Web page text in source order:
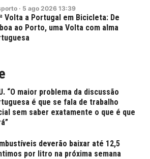
· 5 ago 2026 13:39
Volta a Portugal em Bicicleta: De
ao Porto, uma Volta com alma
“O maior problema da discussão
é que se fala de trabalho
sem saber exatamente o que é que
deverão baixar até 12,5
por litro na próxima semana